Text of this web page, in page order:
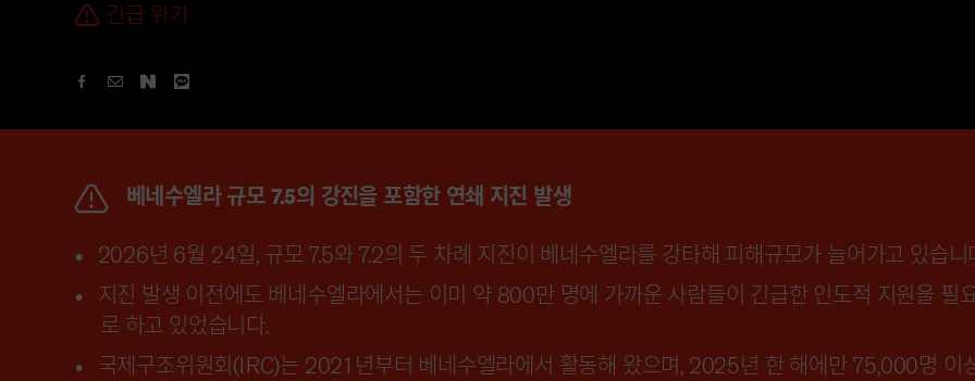
긴급 위기
베네수엘라 규모 7.5의 강진을 포함한 연쇄 지진 발생
2026년 6월 24일, 규모 7.5와 7.2의 두 차례 지진이 베네수엘라를 강타해 피해규모가 늘어가고 있습니
지진 발생 이전에도 베네수엘라에서는 이미 약 800만 명에 가까운 사람들이 긴급한 인도적 지원을 필
로 하고 있었습니다.
국제구조위원회(IRC)는 2021년부터 베네수엘라에서 활동해 왔으며, 2025년 한 해에만 75,000명 이